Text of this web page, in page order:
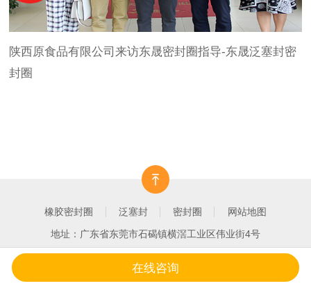
陕西原食品有限公司来访东晟密封圈指导-东晟泛塞封密
封圈
橡胶密封圈 泛塞封 密封圈 网站地图
地址：广东省东莞市石碣镇横滘工业区伟业街4号
产品中心 客户案例 关于我们
在线咨询